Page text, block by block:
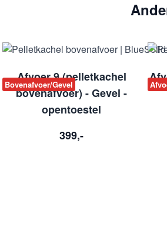
Bovenafvoer/Gevel
Afvoer 9 (pelletkachel
bovenafvoer) - Gevel -
opentoestel
399,-